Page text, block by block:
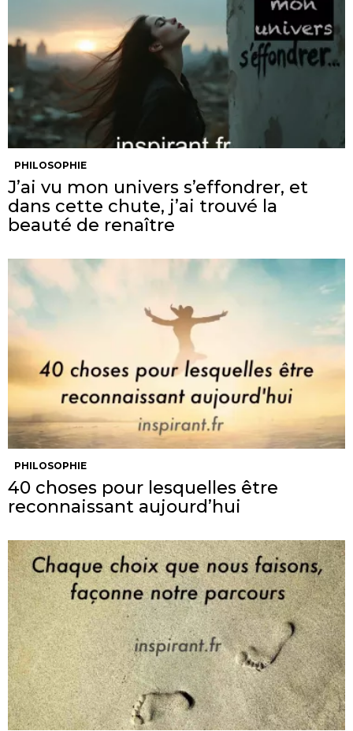
PHILOSOPHIE
J’ai vu mon univers s’effondrer, et
dans cette chute, j’ai trouvé la
beauté de renaître
PHILOSOPHIE
40 choses pour lesquelles être
reconnaissant aujourd’hui